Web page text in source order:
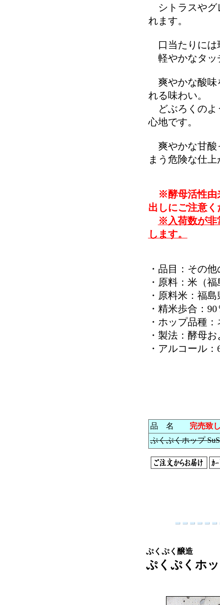
シトラスやグ
れます。
口当たりには
軽やかなタッ
爽やかな酸味
れる味わい。
どぶろくのよ
心地です。
爽やかな甘酸
まう危険な仕
※酵母活性由
出しにご注意く
※入荷数が非
します。
・品目：その
・原料：米（
・原料米：福
・精米歩合：90
・ホップ品種
・製法：酵母
・アルコール：
品 名 完売致
ぷくぷくホップ
ぷくぷく醸造
ぷくぷくホッ